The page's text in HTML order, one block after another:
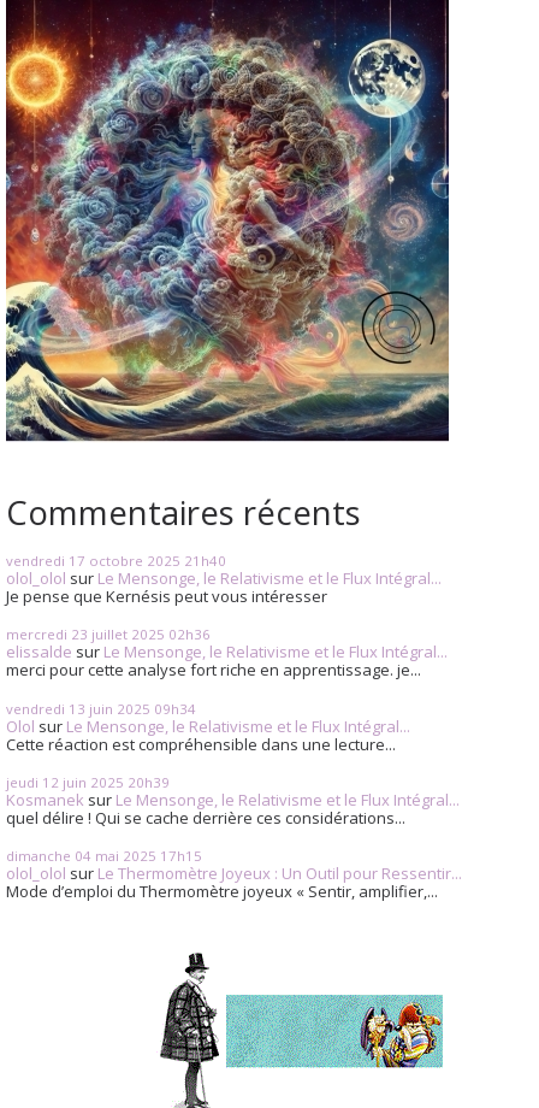
Commentaires récents
vendredi 17 octobre 2025 21h40
olol_olol sur Le Mensonge, le Relativisme et le Flux Intégral...
Je pense que Kernésis peut vous intéresser
mercredi 23 juillet 2025 02h36
elissalde sur Le Mensonge, le Relativisme et le Flux Intégral...
merci pour cette analyse fort riche en apprentissage. je...
vendredi 13 juin 2025 09h34
Olol sur Le Mensonge, le Relativisme et le Flux Intégral...
Cette réaction est compréhensible dans une lecture...
jeudi 12 juin 2025 20h39
Kosmanek sur Le Mensonge, le Relativisme et le Flux Intégral...
quel délire ! Qui se cache derrière ces considérations...
dimanche 04 mai 2025 17h15
olol_olol sur Le Thermomètre Joyeux : Un Outil pour Ressentir...
Mode d’emploi du Thermomètre joyeux « Sentir, amplifier,...